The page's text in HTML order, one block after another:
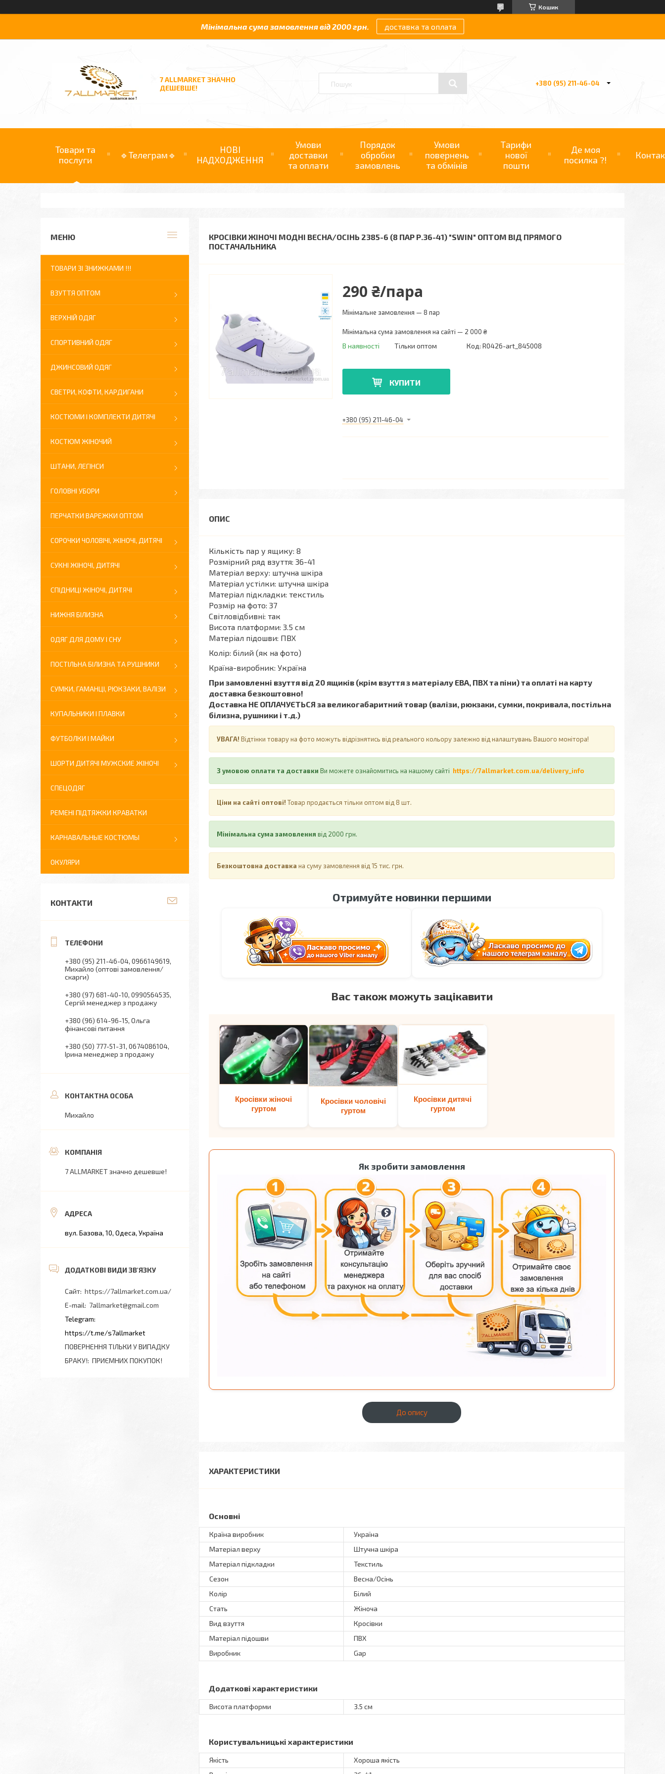
Кошик
Мінімальна сума замовлення від 2000 грн. доставка та оплата
7 ALLMARKET ЗНАЧНО
ДЕШЕВШЕ!
+380 (95) 211-46-04
Товари та
послуги
🔹Телеграм🔹
НОВІ
НАДХОДЖЕННЯ
Умови
доставки
та оплати
Порядок
обробки
замовлень
Умови
повернень
та обмінів
Тарифи
нової
пошти
Де моя
посилка ?!
КРОСІВКИ ЖІНОЧІ МОДНІ ВЕСНА/ОСІНЬ 2385-6 (8 ПАР Р.36-41) "SWIN" ОПТОМ ВІД ПРЯМОГО
ПОСТАЧАЛЬНИКА
290 ₴/пара
Мінімальне замовлення — 8 пар
Мінімальна сума замовлення на сайті — 2 000 ₴
В наявності Тільки оптом Код: R0426-art_845008
КУПИТИ
+380 (95) 211-46-04
Кількість пар у ящику: 8
Розмірний ряд взуття: 36-41
Матеріал верху: штучна шкіра
Матеріал устілки: штучна шкіра
Матеріал підкладки: текстиль
Розмір на фото: 37
Світловідбивні: так
Висота платформи: 3.5 см
Матеріал підошви: ПВХ
Колір: білий (як на фото)
Країна-виробник: Україна
При замовленні взуття від 20 ящиків (крім взуття з матеріалу ЕВА, ПВХ та піни) та оплаті на карту
доставка безкоштовно!
Доставка НЕ ​​ОПЛАЧУЄТЬСЯ за великогабаритний товар (валізи, рюкзаки, сумки, покривала, постільна
білизна, рушники і т.д.)
УВАГА! Відтінки товару на фото можуть відрізнятись від реального кольору залежно від налаштувань Вашого монітора!
З умовою оплати та доставки Ви можете ознайомитись на нашому сайті https://7allmarket.com.ua/delivery_info
Ціни на сайті оптові! Товар продається тільки оптом від 8 шт.
Мінімальна сума замовлення від 2000 грн.
Безкоштовна доставка на суму замовлення від 15 тис. грн.
Отримуйте новинки першими
Вас також можуть зацікавити
Кросівки жіночі
гуртом
Кросівки чоловічі
гуртом
Кросівки дитячі
гуртом
Як зробити замовлення
До опису
ХАРАКТЕРИСТИКИ
Основні
Країна виробник
Україна
Матеріал верху
Штучна шкіра
Матеріал підкладки
Текстиль
Сезон
Весна/Осінь
Колір
Білий
Стать
Жіноча
Вид взуття
Кросівки
Матеріал підошви
ПВХ
Виробник
Gap
Додаткові характеристики
Висота платформи 3.5 см
Користувальницькі характеристики
Якість
Хороша якість
ТОВАРИ ЗІ ЗНИЖКАМИ !!!
ВЗУТТЯ ОПТОМ
ВЕРХНІЙ ОДЯГ
СПОРТИВНИЙ ОДЯГ
ДЖИНСОВИЙ ОДЯГ
СВЕТРИ, КОФТИ, КАРДИГАНИ
КОСТЮМИ І КОМПЛЕКТИ ДИТЯЧІ
КОСТЮМ ЖІНОЧИЙ
ШТАНИ, ЛЕГІНСИ
ГОЛОВНІ УБОРИ
ПЕРЧАТКИ ВАРЕЖКИ ОПТОМ
СОРОЧКИ ЧОЛОВІЧІ, ЖІНОЧІ, ДИТЯЧІ
СУКНІ ЖІНОЧІ, ДИТЯЧІ
СПІДНИЦІ ЖІНОЧІ, ДИТЯЧІ
НИЖНЯ БІЛИЗНА
ОДЯГ ДЛЯ ДОМУ І СНУ
ПОСТІЛЬНА БІЛИЗНА ТА РУШНИКИ
СУМКИ, ГАМАНЦІ, РЮКЗАКИ, ВАЛІЗИ
КУПАЛЬНИКИ І ПЛАВКИ
ФУТБОЛКИ І МАЙКИ
ШОРТИ ДИТЯЧІ МУЖСКИЕ ЖІНОЧІ
СПЕЦОДЯГ
РЕМЕНІ ПІДТЯЖКИ КРАВАТКИ
КАРНАВАЛЬНЫЕ КОСТЮМЫ
ОКУЛЯРИ
КОНТАКТИ
+380 (95) 211-46-04 0966149619
Михайло (оптові замовлення/
скарги)
+380 (97) 681-40-10 0990564535
Сергій менеджер з продажу
+380 (96) 614-96-15 Ольга
фінансові питання
+380 (50) 777-51-31 0674086104
Ірина менеджер з продажу
Михайло
7 ALLMARKET значно дешевше!
вул. Базова, 10, Одеса, Україна
https://7allmarket.com.ua/
7allmarket@gmail.com
https://t.me/s7allmarket
ПОВЕРНЕННЯ ТІЛЬКИ У ВИПАДКУ
БРАКУ! ПРИЄМНИХ ПОКУПОК!